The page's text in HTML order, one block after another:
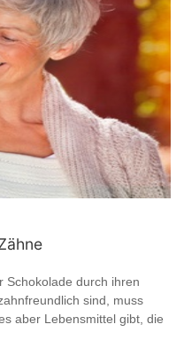
Schokolade durch ihren
sind, muss
aber Lebensmittel gibt, die